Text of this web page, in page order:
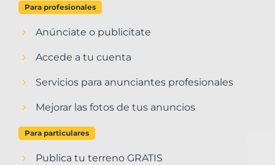
Para profesionales
Anúnciate o publicitate
Accede a tu cuenta
Servicios para anunciantes profesionales
Mejorar las fotos de tus anuncios
Para particulares
Publica tu terreno GRATIS